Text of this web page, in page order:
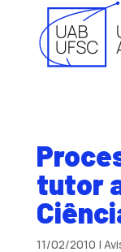
tutor
11/02/2010 |